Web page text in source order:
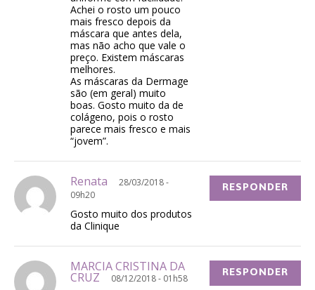
Achei o rosto um pouco
mais fresco depois da
máscara que antes dela,
mas não acho que vale o
preço. Existem máscaras
melhores.
As máscaras da Dermage
são (em geral) muito
boas. Gosto muito da de
colágeno, pois o rosto
parece mais fresco e mais
“jovem”.
Renata
28/03/2018 -
09h20
Gosto muito dos produtos
da Clinique
RESPONDER
MARCIA CRISTINA DA
CRUZ 08/12/2018 - 01h58 RESPONDER